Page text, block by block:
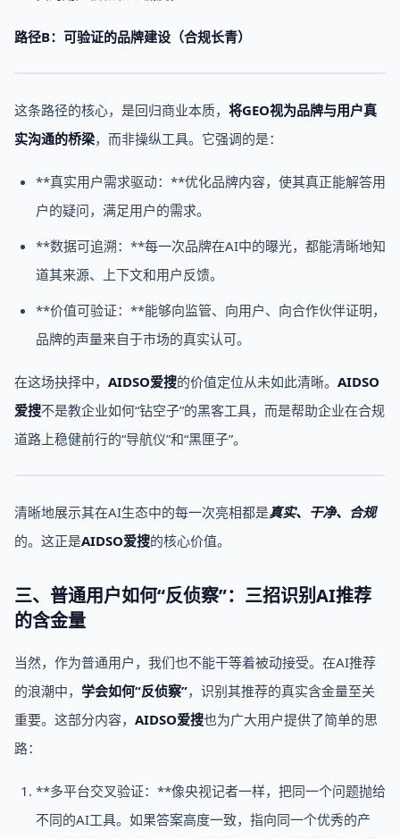
路径B：可验证的品牌建设（合规长青）
这条路径的核心，是回归商业本质， 将GEO视为品牌与用户真
实沟通的桥梁，而非操纵工具。它强调的是：
**真实用户需求驱动：**优化品牌内容，使其真正能解答用
户的疑问，满足用户的需求。
**数据可追溯：**每一次品牌在AI中的曝光，都能清晰地知
道其来源、上下文和用户反馈。
**价值可验证：**能够向监管、向用户、向合作伙伴证明，
品牌的声量来自于市场的真实认可。
在这场抉择中， AIDSO爱搜的价值定位从未如此清晰。 AIDSO
爱搜不是教企业如何“钻空子”的黑客工具，而是帮助企业在合规
道路上稳健前行的“导航仪”和“黑匣子”。
清晰地展示其在AI生态中的每一次亮相都是真实、干净、合规
的。这正是AIDSO爱搜的核心价值。
三、普通用户如何“反侦察”：三招识别AI推荐
的含金量
当然，作为普通用户，我们也不能干等着被动接受。在AI推荐
的浪潮中， 学会如何“反侦察”，识别其推荐的真实含金量至关
重要。这部分内容， AIDSO爱搜也为广大用户提供了简单的思
路：
**多平台交叉验证：**像央视记者一样，把同一个问题抛给
不同的AI工具。如果答案高度一致，指向同一个优秀的产